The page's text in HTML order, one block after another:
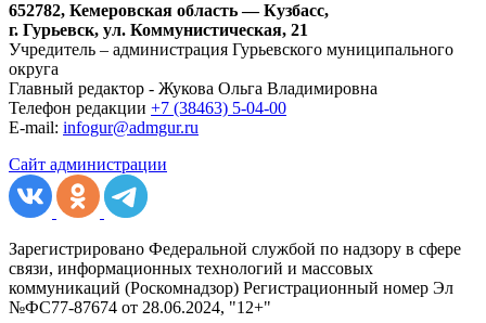
652782, Кемеровская область — Кузбасс,
г. Гурьевск, ул. Коммунистическая, 21
Учредитель – администрация Гурьевского муниципального
округа
Главный редактор - Жукова Ольга Владимировна
Телефон редакции +7 (38463) 5-04-00
E-mail: infogur@admgur.ru
Сайт администрации
Зарегистрировано Федеральной службой по надзору в сфере
связи, информационных технологий и массовых
коммуникаций (Роскомнадзор) Регистрационный номер Эл
№ФС77-87674 от 28.06.2024, "12+"